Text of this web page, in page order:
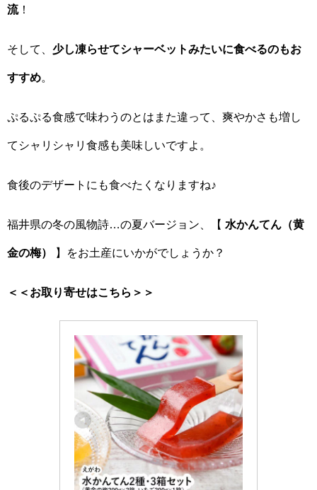
流 ！
そして、 少し凍らせてシャーベットみたいに食べるのもお
すすめ
ぷるぷる食感で味わうのとはまた違って、爽やかさも増し
てシャリシャリ食感も美味しいですよ。
食後のデザートにも食べたくなりますね♪
福井県の冬の風物詩…の夏バージョン、【 水かんてん（黄
金の梅） 】をお土産にいかがでしょうか？
＜＜お取り寄せはこちら＞＞